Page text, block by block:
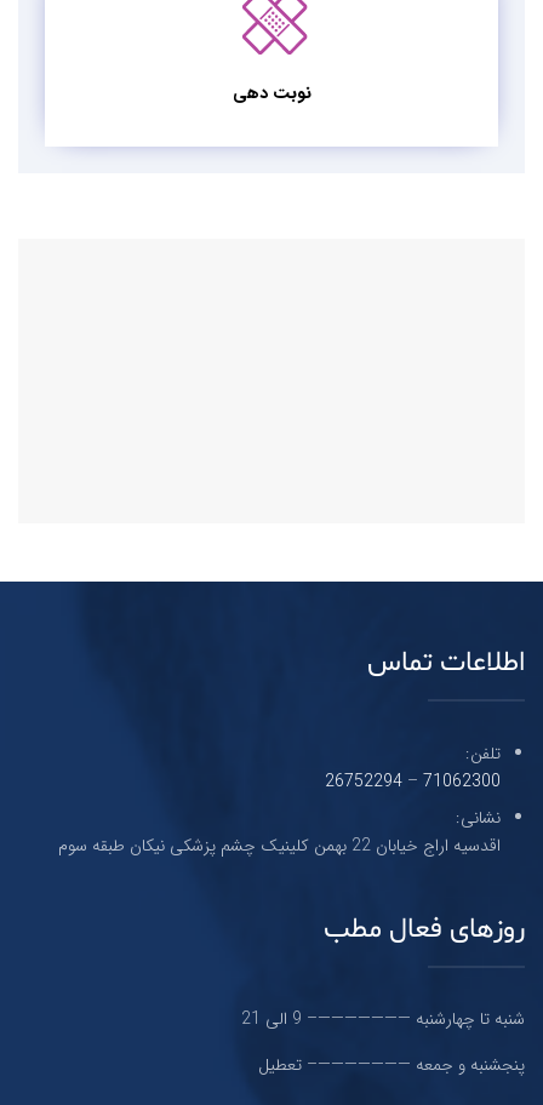
نوبت دهی
اطلاعات تماس
تلفن:
71062300
–
26752294
نشانی:
اقدسیه اراج خیابان 22 بهمن کلینیک چشم پزشکی نیکان طبقه سوم
روزهای فعال مطب
شنبه تا چهارشنبه ———————– 9 الی 21
پنجشنبه و جمعه ———————– تعطیل